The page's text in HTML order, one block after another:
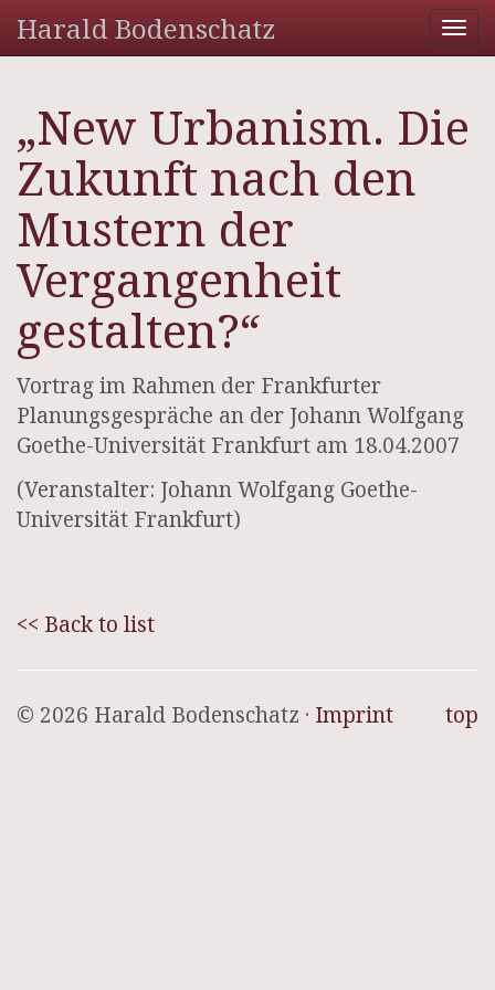
Harald Bodenschatz
„New Urbanism. Die
Zukunft nach den
Mustern der
Vergangenheit
gestalten?“
Vortrag im Rahmen der Frankfurter
Planungsgespräche an der Johann Wolfgang
Goethe-Universität Frankfurt am 18.04.2007
(Veranstalter: Johann Wolfgang Goethe-
Universität Frankfurt)
<< Back to list
top
© 2026 Harald Bodenschatz · Imprint